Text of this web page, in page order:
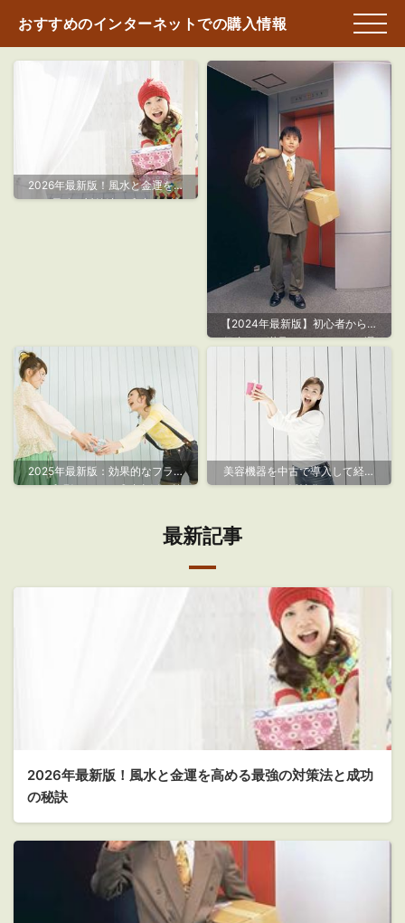
おすすめのインターネットでの購入情報
2026年最新版！風水と金運を高
める最強の対策法と成功の秘訣
【2024年最新版】初心者から上
級者まで満足できる！fender選
びと演奏を格上げするための完
全ガイド
2025年最新版：効果的なフライ
ヤー印刷のコツと成功事例で差
美容機器を中古で導入して経営
を活性化
最新記事
2026年最新版！風水と金運を高める最強の対策法と成功
の秘訣